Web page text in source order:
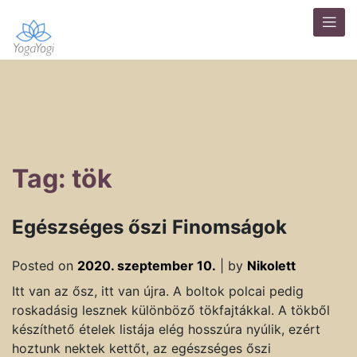
Tag: tök
Egészséges őszi Finomságok
Posted on 2020. szeptember 10. by Nikolett
Itt van az ősz, itt van újra. A boltok polcai pedig
roskadásig lesznek különböző tökfajtákkal. A tökből
készíthető ételek listája elég hosszúra nyúlik, ezért
hoztunk nektek kettőt, az egészséges őszi